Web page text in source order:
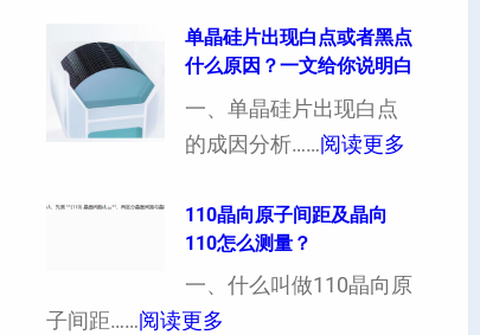
定
制
（
可
工
晶
向
各
异
硬
单晶硅片出现白点或者黑点
什么原因？一文给你说明白
一、单晶硅片出现白点
的成因分析……阅读更多
片
110晶向原子间距及晶向
110怎么测量？
一、什么叫做110晶向原
子间距……阅读更多